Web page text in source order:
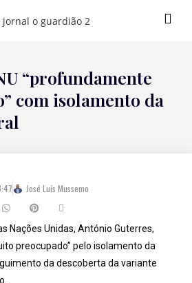
“profundamente
com isolamento da
José Luís Mussemo
Nações Unidas, António Guterres,
preocupado” pelo isolamento da
da descoberta da variante